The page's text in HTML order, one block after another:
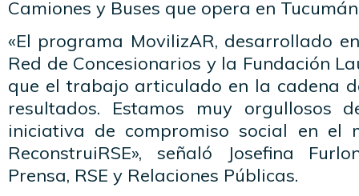
Camiones y Buses que opera en
«El programa MovilizAR, desarrollado
Red de Concesionarios y la Fundación
que el trabajo articulado en la cadena
resultados. Estamos muy orgullosos
iniciativa de compromiso social en el
ReconstruiRSE», señaló Josefina
Prensa, RSE y Relaciones Públicas.